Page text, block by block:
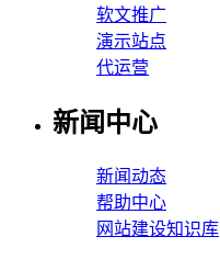
软文推广
演示站点
代运营
新闻中心
新闻动态
帮助中心
网站建设知识库